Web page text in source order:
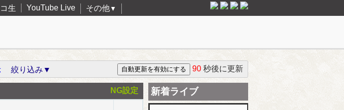
生 YouTube Live その他▼
絞り込み▼ 90 秒後に更新
NG設定 新着ライブ